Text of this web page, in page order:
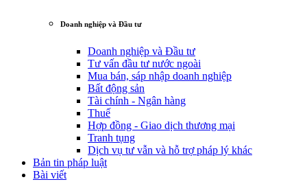
Doanh nghiệp và Đầu tư
Doanh nghiệp và Đầu tư
Tư vấn đầu tư nước ngoài
Mua bán, sáp nhập doanh nghiệp
Bất động sản
Tài chính - Ngân hàng
Thuế
Hợp đồng - Giao dịch thương mại
Tranh tụng
Dịch vụ tư vẫn và hỗ trợ pháp lý khác
Bản tin pháp luật
Bài viết